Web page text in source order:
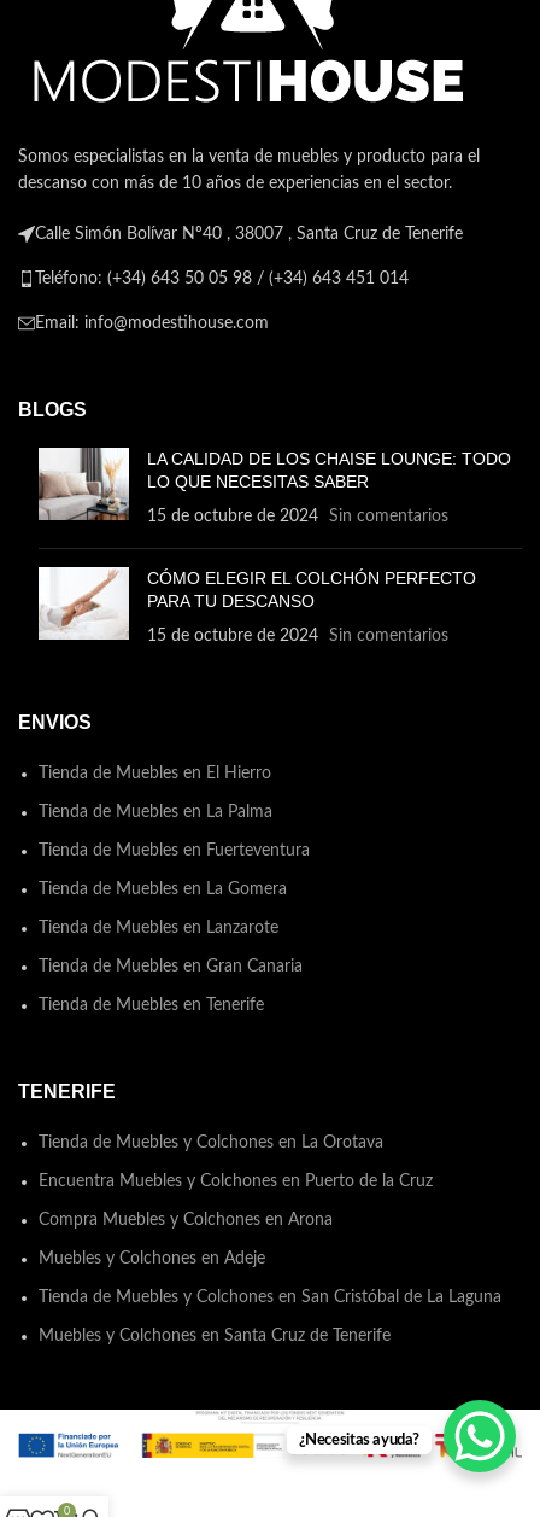
Somos especialistas en la venta de muebles y producto para el
descanso con más de 10 años de experiencias en el sector.
Calle Simón Bolívar Nº40 , 38007 , Santa Cruz de Tenerife
Teléfono: (+34) 643 50 05 98 / (+34) 643 451 014
Email: info@modestihouse.com
BLOGS
LA CALIDAD DE LOS CHAISE LOUNGE: TODO
LO QUE NECESITAS SABER
15 de octubre de 2024 Sin comentarios
CÓMO ELEGIR EL COLCHÓN PERFECTO
PARA TU DESCANSO
15 de octubre de 2024 Sin comentarios
ENVIOS
Tienda de Muebles en El Hierro
Tienda de Muebles en La Palma
Tienda de Muebles en Fuerteventura
Tienda de Muebles en La Gomera
Tienda de Muebles en Lanzarote
Tienda de Muebles en Gran Canaria
Tienda de Muebles en Tenerife
TENERIFE
Tienda de Muebles y Colchones en La Orotava
Encuentra Muebles y Colchones en Puerto de la Cruz
Compra Muebles y Colchones en Arona
Muebles y Colchones en Adeje
Tienda de Muebles y Colchones en San Cristóbal de La Laguna
Muebles y Colchones en Santa Cruz de Tenerife
Web con todos los derechos de propiedad reservados a
¿Necesitas ayuda?
0